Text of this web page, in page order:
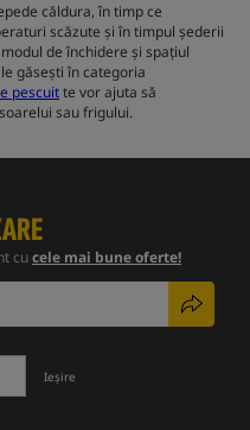
căldura, în timp ce
scăzute și în timpul șederii
de închidere și spațiul
găsești în categoria
pescuitte vor ajuta să
sau frigului.
cucele mai bune oferte!
Ieșire